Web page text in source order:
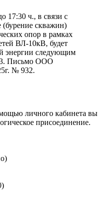
17:30 ч., в связи с
(бурение скважин)
опор в рамках
ВЛ-10кВ, будет
энергии следующим
Письмо ООО
№ 932.
личного кабинета вы
присоединение.